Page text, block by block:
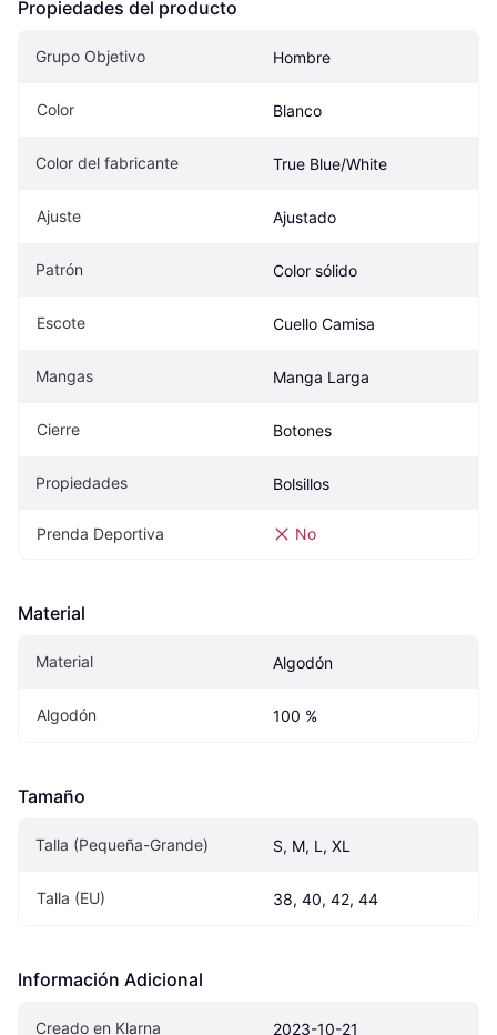
Propiedades del producto
Grupo Objetivo Hombre
Color Blanco
Color del fabricante True Blue/White
Ajuste Ajustado
Patrón Color sólido
Escote Cuello Camisa
Mangas Manga Larga
Cierre Botones
Propiedades Bolsillos
Prenda Deportiva No
Material
Material Algodón
Algodón 100 %
Tamaño
Talla (Pequeña-Grande) S, M, L, XL
Talla (EU) 38, 40, 42, 44
Información Adicional
Creado en Klarna 2023-10-21